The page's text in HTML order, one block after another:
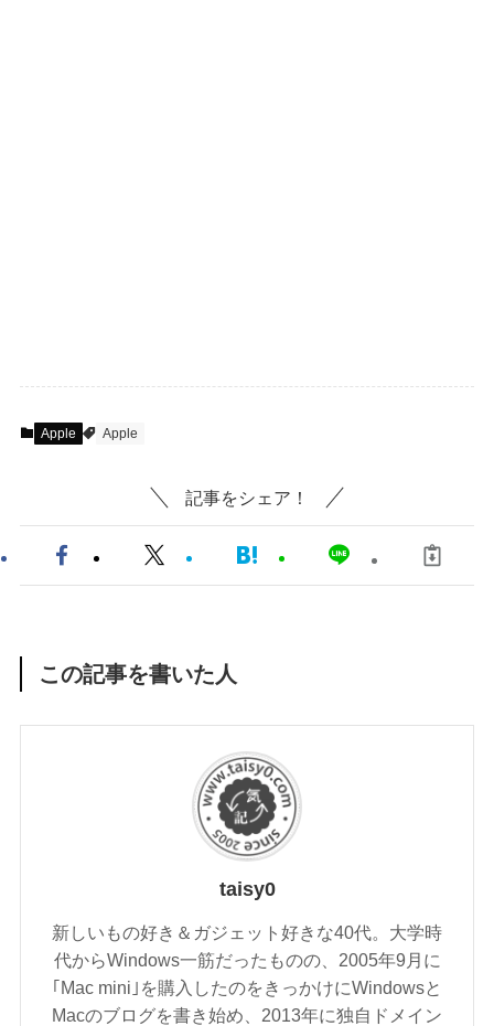
Apple Apple
記事をシェア！
この記事を書いた人
taisy0
新しいもの好き＆ガジェット好きな40代。大学時
代からWindows一筋だったものの、2005年9月に
｢Mac mini｣を購入したのをきっかけにWindowsと
Macのブログを書き始め、2013年に独自ドメイン